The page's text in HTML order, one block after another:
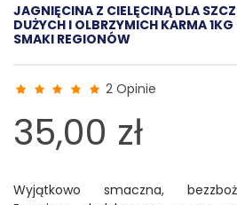
JAGNIĘCINA Z CIELĘCINĄ DLA
DUŻYCH I OLBRZYMICH KARMA
SMAKI REGIONÓW
2 Opinie
35,00 zł
Wyjątkowo smaczna,